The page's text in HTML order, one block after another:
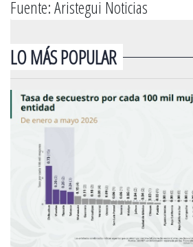
Fuente: Aristegui Noticias
LO MÁS POPULAR